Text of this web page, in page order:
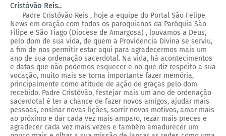
Cristóvão Reis..
Padre Cristóvão Reis , hoje a equipe do Portal São Felipe
News em oração com todos os paroquianos da Paróquia São
Filipe e São Tiago (Diocese de Amargosa) , louvamos a Deus,
pelo dom de sua vida, de quem a Providencia Divina se serviu,
a fim de nos permitir estar aqui para agradecermos mais um
ano de sua ordenação sacerdotal. Na vida, há acontecimentos
e datas que não podemos esquecer e no que diz respeito a sua
vocação, muito mais se torna importante fazer memória,
principalmente como atitude de ação de graças pelo dom
recebido. Padre Cristóvão, festejar mais um ano de ordenação
sacerdotal é ter a chance de fazer novos amigos, ajudar mais
pessoas, ensinar novas lições, sorrir novos motivos, amar mais
ao próximo e dar cada vez mais amparo, rezar mais preces e
agradecer cada vez mais vezes e também amadurecer um